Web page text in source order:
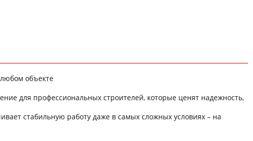
объекте
для профессиональных строителей, которые ценят надежность,
стабильную работу даже в самых сложных условиях – на